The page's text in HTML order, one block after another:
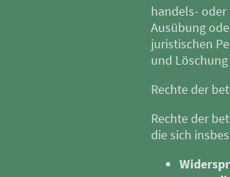
handels-
Ausübung
juristischen
und
Rechte der
Rechte der
die sich